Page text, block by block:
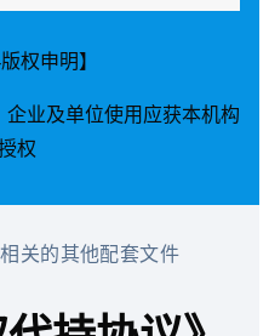
权申明】
业及单位使用应获本机构
权
关的其他配套文件